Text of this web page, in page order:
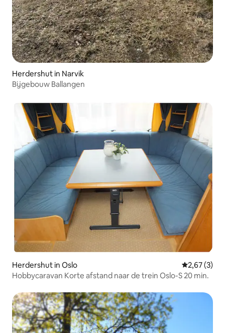
Herdershut in Narvik
Bijgebouw Ballangen
Herdershut in Oslo
2,67 (3)
Hobbycaravan Korte afstand naar de trein Oslo-S 20 min.